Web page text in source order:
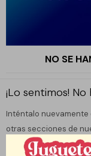
NO SE
¡Lo sentimos!
Inténtalo
otras secciones de